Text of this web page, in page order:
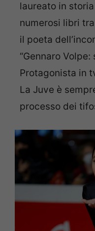
laureato in
numerosi libri
il poeta
“Gennaro Volpe:
Protagonista in
La Juve è
processo dei